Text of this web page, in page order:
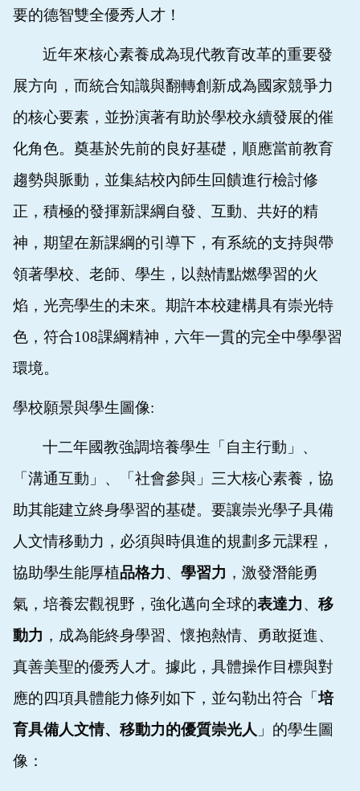
要的德智雙全優秀人才！
近年來核心素養成為現代教育改革的重要發
展方向，而統合知識與翻轉創新成為國家競爭力
的核心要素，並扮演著有助於學校永續發展的催
化角色。奠基於先前的良好基礎，順應當前教育
趨勢與脈動，並集結校內師生回饋進行檢討修
正，積極的發揮新課綱自發、互動、共好的精
神，期望在新課綱的引導下，有系統的支持與帶
領著學校、老師、學生，以熱情點燃學習的火
焰，光亮學生的未來。期許本校建構具有崇光特
色，符合108課綱精神，六年一貫的完全中學學習
環境。
學校願景與學生圖像:
十二年國教強調培養學生「自主行動」、
「溝通互動」、「社會參與」三大核心素養，協
助其能建立終身學習的基礎。要讓崇光學子具備
人文情移動力， 必須與時俱進的規劃多元課程，
協助學生能厚植品格力、 學習力 ，激發潛能勇
氣，培養宏觀視野，強化邁向全球的表達力、 移
動力 ， 成為能終身學習、懷抱熱情、勇敢挺進、
真善美聖的優秀人才。據此，具體操作目標與對
應的四項具體能力條列如下，並勾勒出符合「培
育具備人文情、移動力的優質崇光人 」的學生圖
像：